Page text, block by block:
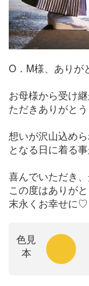
O．M様、ありが
お母様から受け
ただきありがと
想いが沢山込め
となる日に着る
喜んでいただき
この度はありが
末永くお幸せに♡
色見
本